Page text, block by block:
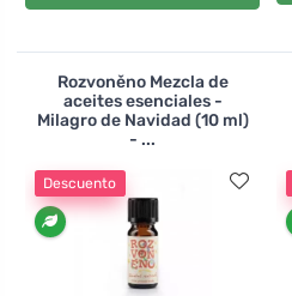
Rozvoněno Mezcla de
aceites esenciales -
Milagro de Navidad (10 ml)
- ...
Descuento